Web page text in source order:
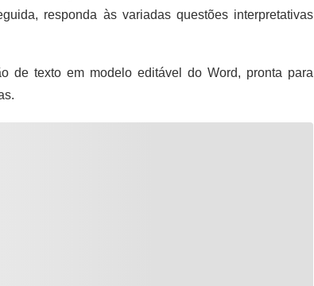
responda às variadas questões interpretativas
texto em modelo editável do Word, pronta para